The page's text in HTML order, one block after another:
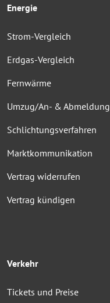
Energie
Strom-Vergleich
Erdgas-Vergleich
Fernwärme
Umzug/An- & Abmeldung
Schlichtungsverfahren
Marktkommunikation
Vertrag widerrufen
Vertrag kündigen
Verkehr
Tickets und Preise